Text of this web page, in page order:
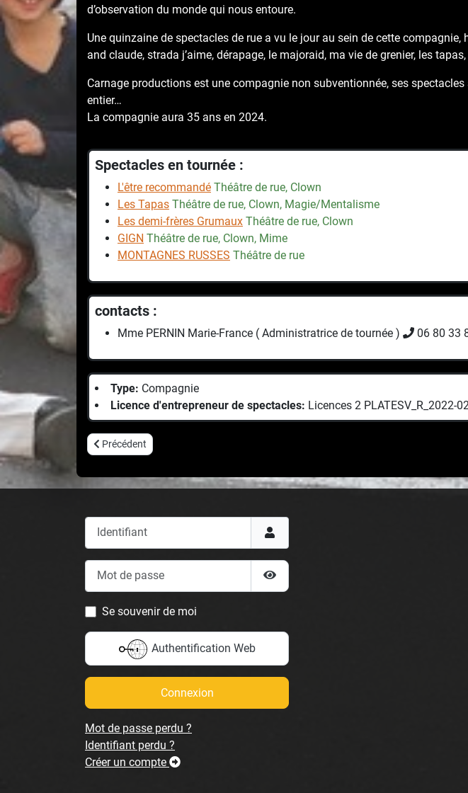
d’observation du monde qui nous entoure.
Une quinzaine de spectacles de rue a vu le jour au sein de cette
and claude, strada j’aime, dérapage, le majoraid, ma vie de grenier, les
Carnage productions est une compagnie non subventionnée, ses
entier…
La compagnie aura 35 ans en 2024.
Spectacles en tournée :
L'être recommandé Théâtre de rue, Clown
Les Tapas Théâtre de rue, Clown, Magie/Mentalisme
Les demi-frères Grumaux Théâtre de rue, Clown
GIGN Théâtre de rue, Clown, Mime
MONTAGNES RUSSES Théâtre de rue
contacts :
Mme PERNIN Marie-France ( Administratrice de tournée ) 06 80 33
Type: Compagnie
Licence d'entrepreneur de spectacles: Licences 2 PLATESV_R_2022-
Article précédent : Cara-Cie
Précédent
Identifiant
Mot de passe
Afficher le mot de passe
Se souvenir de moi
Authentification Web
Connexion
Mot de passe perdu ?
Identifiant perdu ?
Créer un compte